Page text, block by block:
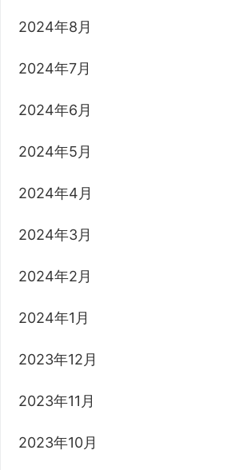
2024年8月
2024年7月
2024年6月
2024年5月
2024年4月
2024年3月
2024年2月
2024年1月
2023年12月
2023年11月
2023年10月